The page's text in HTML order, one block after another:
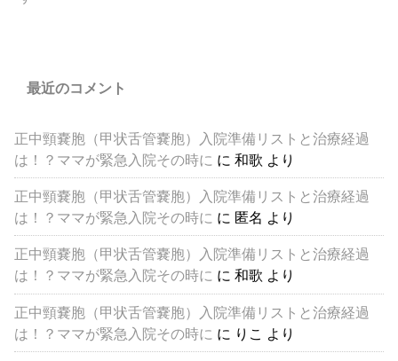
最近のコメント
正中頸嚢胞（甲状舌管嚢胞）入院準備リストと治療経過
は！？ママが緊急入院その時に に和歌 より
正中頸嚢胞（甲状舌管嚢胞）入院準備リストと治療経過
は！？ママが緊急入院その時に に 匿名 より
正中頸嚢胞（甲状舌管嚢胞）入院準備リストと治療経過
は！？ママが緊急入院その時に に和歌 より
正中頸嚢胞（甲状舌管嚢胞）入院準備リストと治療経過
は！？ママが緊急入院その時に に りこ より